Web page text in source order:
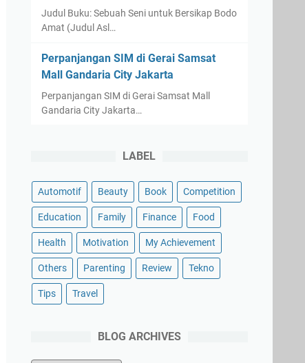
Judul Buku: Sebuah Seni untuk Bersikap Bodo
Amat (Judul Asl…
Perpanjangan SIM di Gerai Samsat
Mall Gandaria City Jakarta
Perpanjangan SIM di Gerai Samsat Mall
Gandaria City Jakarta…
LABEL
Automotif Beauty Book Competition
Education Family Finance Food
Health Motivation My Achievement
Others Parenting Review Tekno
Tips Travel
BLOG ARCHIVES